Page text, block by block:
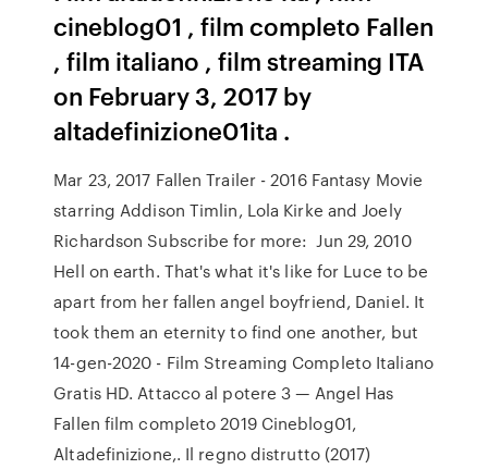
cineblog01 , film completo Fallen
, film italiano , film streaming ITA
on February 3, 2017 by
altadefinizione01ita .
Mar 23, 2017 Fallen Trailer - 2016 Fantasy Movie
starring Addison Timlin, Lola Kirke and Joely
Richardson Subscribe for more: Jun 29, 2010
Hell on earth. That's what it's like for Luce to be
apart from her fallen angel boyfriend, Daniel. It
took them an eternity to find one another, but
14-gen-2020 - Film Streaming Completo Italiano
Gratis HD. Attacco al potere 3 — Angel Has
Fallen film completo 2019 Cineblog01,
Altadefinizione,. Il regno distrutto (2017)